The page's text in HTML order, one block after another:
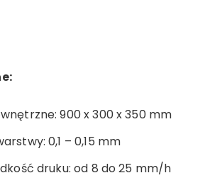
900 x 300 x 350 mm
0,1 – 0,15 mm
druku: od 8 do 25 mm/h